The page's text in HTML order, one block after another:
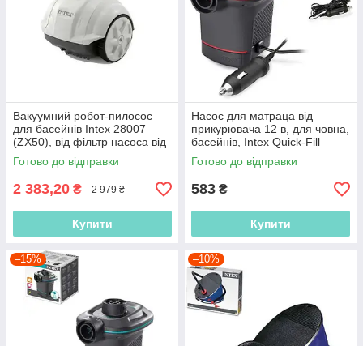
Вакуумний робот-пилосос
для басейнів Intex 28007
(ZX50), від фільтр насоса від
3 407 до 5 678 л/год
Готово до відправки
2 383,20 ₴ 2 979 ₴
Купити
Насос для матраца від
прикурювача 12 в, для човна,
басейнів, Intex Quick-Fill
66636 (12 V, 600 л/хв) Інтекс
Готово до відправки
583 ₴
Купити
–15% –10%